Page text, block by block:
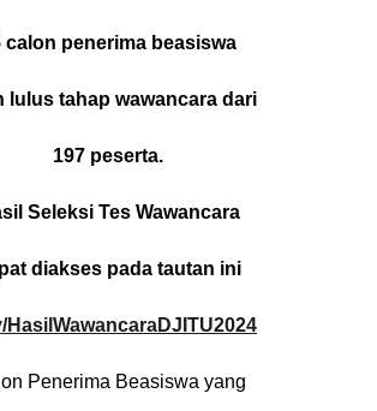
calon penerima beasiswa
lulus tahap wawancara dari
197 peserta.
Seleksi Tes Wawancara
diakses pada tautan ini
HasilWawancaraDJITU2024
Penerima Beasiswa yang